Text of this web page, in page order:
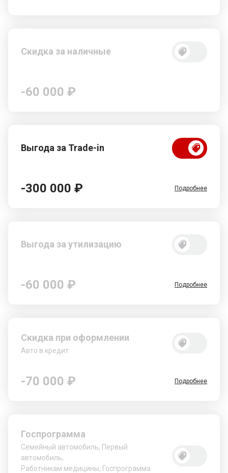
Скидка за наличные
-60 000 ₽
Выгода за Trade-in
-300 000 ₽ Подробнее
Выгода за утилизацию
-60 000 ₽ Подробнее
Скидка при оформлении
Авто в кредит
-70 000 ₽ Подробнее
Госпрограмма
Семейный автомобиль, Первый
автомобиль,
Работникам медицины, Госпрограмма